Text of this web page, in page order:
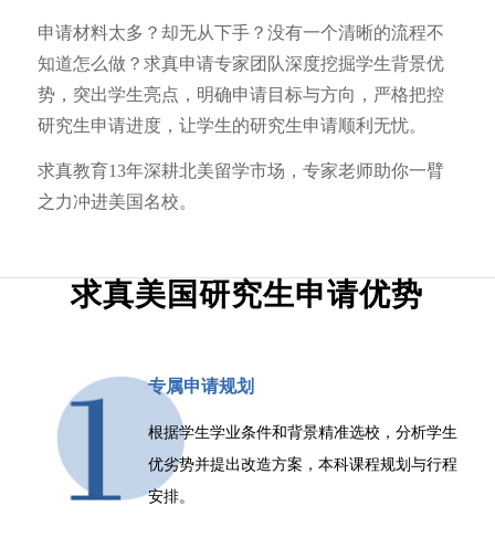
申请材料太多？却无从下手？没有一个清晰的流程不
知道怎么做？求真申请专家团队深度挖掘学生背景优
势，突出学生亮点，明确申请目标与方向，严格把控
研究生申请进度，让学生的研究生申请顺利无忧。
求真教育13年深耕北美留学市场，专家老师助你一臂
之力冲进美国名校。
求真美国研究生申请优势
专属申请规划
根据学生学业条件和背景精准选校，分析学生
优劣势并提出改造方案，本科课程规划与行程
安排。